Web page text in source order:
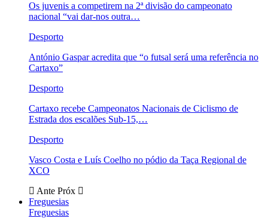
Os juvenis a competirem na 2ª divisão do campeonato
nacional “vai dar-nos outra…
Desporto
António Gaspar acredita que “o futsal será uma referência no
Cartaxo”
Desporto
Cartaxo recebe Campeonatos Nacionais de Ciclismo de
Estrada dos escalões Sub-15,…
Desporto
Vasco Costa e Luís Coelho no pódio da Taça Regional de
XCO
Ante Próx
Freguesias
Freguesias